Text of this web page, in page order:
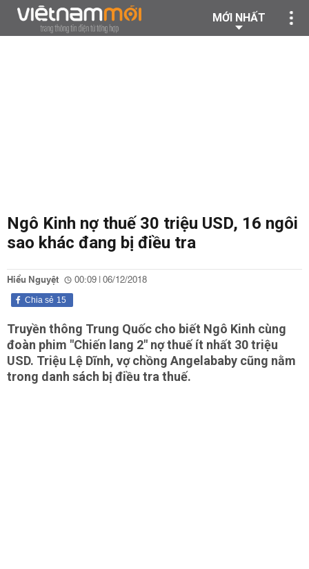
MỚI NHẤT
Ngô Kinh nợ thuế 30 triệu USD, 16 ngôi
sao khác đang bị điều tra
Hiểu Nguyệt 00:09 | 06/12/2018
15
Chia sẻ
Truyền thông Trung Quốc cho biết Ngô Kinh cùng
đoàn phim "Chiến lang 2" nợ thuế ít nhất 30 triệu
USD. Triệu Lệ Dĩnh, vợ chồng Angelababy cũng nằm
trong danh sách bị điều tra thuế.